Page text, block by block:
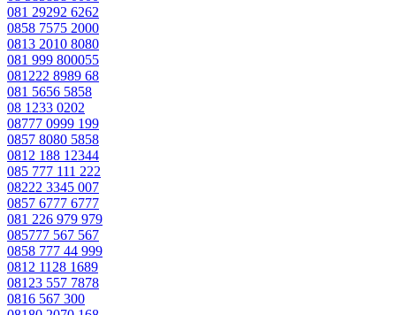
081 29292 6262
0858 7575 2000
0813 2010 8080
081 999 800055
081222 8989 68
081 5656 5858
08 1233 0202
08777 0999 199
0857 8080 5858
0812 188 12344
085 777 111 222
08222 3345 007
0857 6777 6777
081 226 979 979
085777 567 567
0858 777 44 999
0812 1128 1689
08123 557 7878
0816 567 300